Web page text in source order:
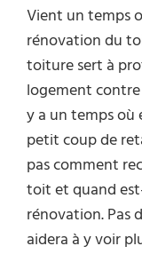
Vient un temps
rénovation du
toiture sert à
logement
y a un temps où
petit coup de
pas comment
toit et quand
rénovation. Pas
aidera à y voir